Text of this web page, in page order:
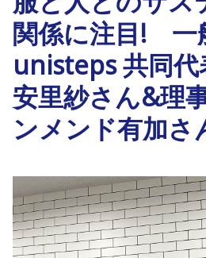
関係に注目! 一
unisteps 共同代
安里紗さん&理
ンメンド有加